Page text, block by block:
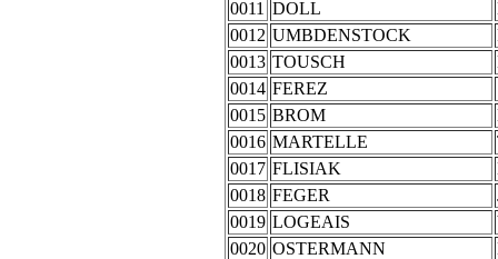
0011 DOLL
0012 UMBDENSTOCK
0013 TOUSCH
0014 FEREZ
0015 BROM
0016 MARTELLE
0017 FLISIAK
0018 FEGER
0019 LOGEAIS
0020 OSTERMANN